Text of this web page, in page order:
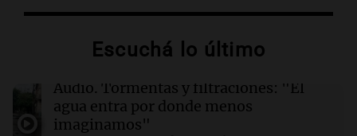
Airbnb acelera el lanzamiento de funciones
búsqueda
El Pentágono solicita a la industria de defensa
un aumento en la producción de armas
Escuchá lo último
Audio. Tormentas y filtraciones: "El
agua entra por donde menos
imaginamos"